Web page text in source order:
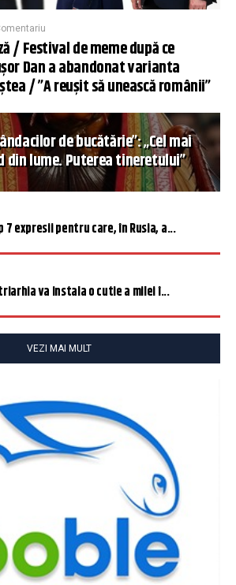
/ Festival de meme după ce
Dan a abandonat varianta
/ ”A reușit să unească românii”
de bucătărie”: „Cel mai
din lume. Puterea tineretului”
7 expresii pentru care, în Rusia, a...
va instala o cutie a milei î...
VEZI MAI MULT